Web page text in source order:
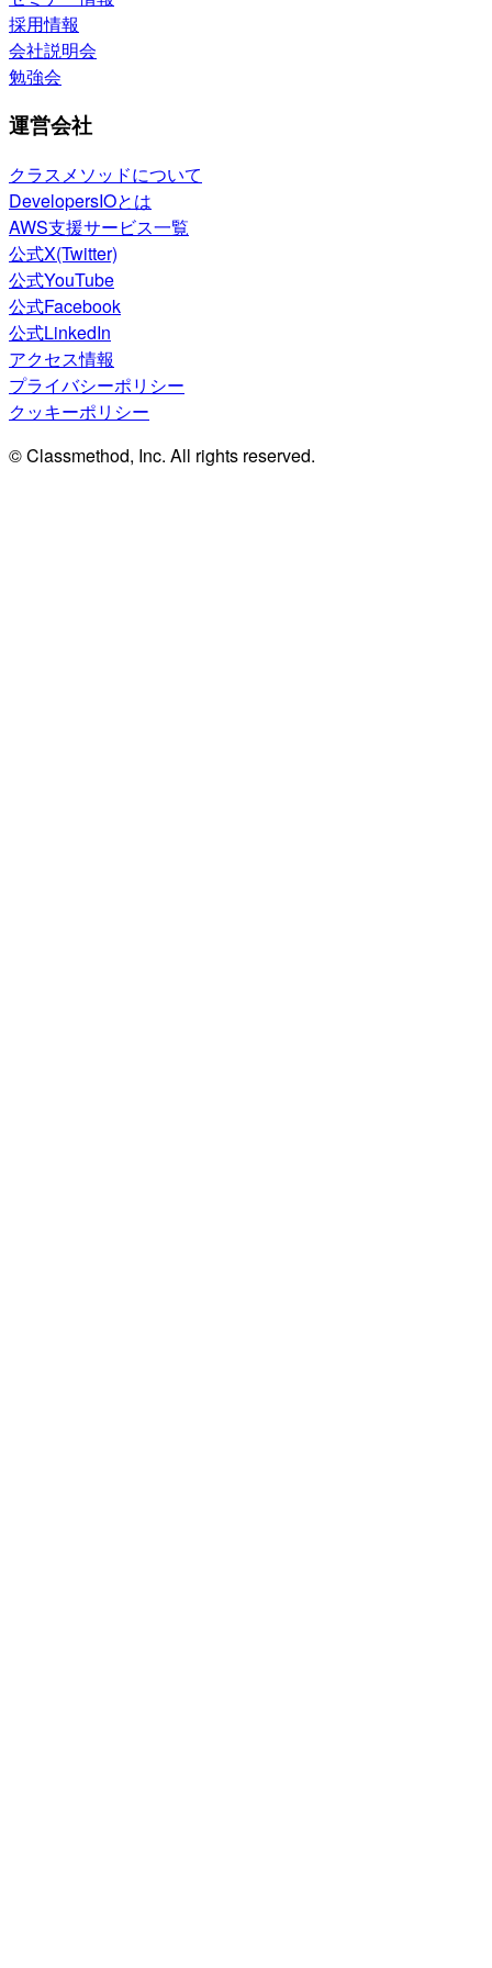
採用情報
会社説明会
勉強会
運営会社
クラスメソッドについて
DevelopersIOとは
AWS支援サービス一覧
公式X(Twitter)
公式YouTube
公式Facebook
公式LinkedIn
アクセス情報
プライバシーポリシー
クッキーポリシー
© Classmethod, Inc. All rights reserved.